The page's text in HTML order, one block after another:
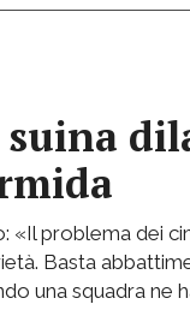
suina
«Il problema dei
Basta
una squadra ne